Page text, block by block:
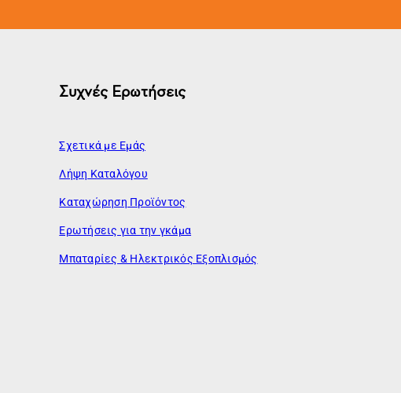
Συχνές Ερωτήσεις
Σχετικά με Εμάς
Λήψη Καταλόγου
Καταχώρηση Προϊόντος
Ερωτήσεις για την γκάμα
Μπαταρίες & Ηλεκτρικός Εξοπλισμός